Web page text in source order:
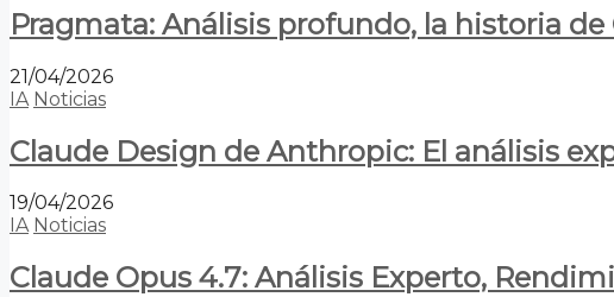
Pragmata: Análisis profundo, la historia
21/04/2026
IA Noticias
Claude Design de Anthropic: El análisis
19/04/2026
IA Noticias
Claude Opus 4.7: Análisis Experto,